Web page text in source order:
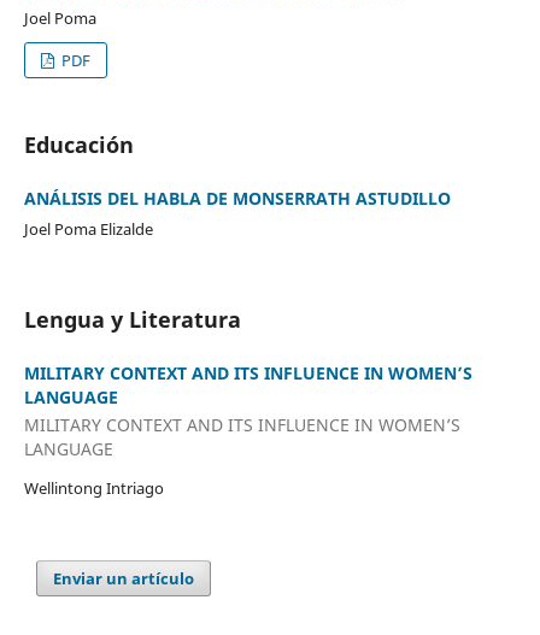
Joel Poma
PDF
Educación
ANÁLISIS DEL HABLA DE MONSERRATH ASTUDILLO
Joel Poma Elizalde
Lengua y Literatura
MILITARY CONTEXT AND ITS INFLUENCE IN WOMEN’S
LANGUAGE
MILITARY CONTEXT AND ITS INFLUENCE IN WOMEN’S
LANGUAGE
Wellintong Intriago
Enviar un artículo